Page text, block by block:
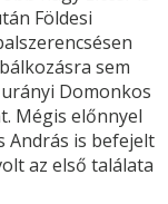
Földesi
sem
Domonkos
Mégis előnnyel
András is befejelt
az első találata